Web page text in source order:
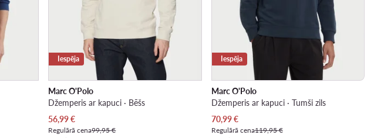
Iespēja
Marc O'Polo
Džemperis ar kapuci · Bēšs
Pašreizējā cena
56,99€
Regulārā cena99,95 €
Iespēja
Marc O'Polo
Džemperis ar kapuci · Tumši zils
Pašreizējā cena
70,99€
Regulārā cena119,95 €